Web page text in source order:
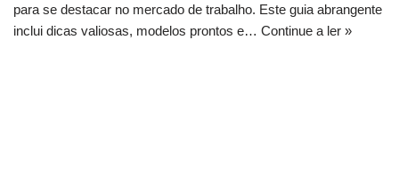
para se destacar no mercado de trabalho. Este guia abrangente
inclui dicas valiosas, modelos prontos e… Continue a ler »